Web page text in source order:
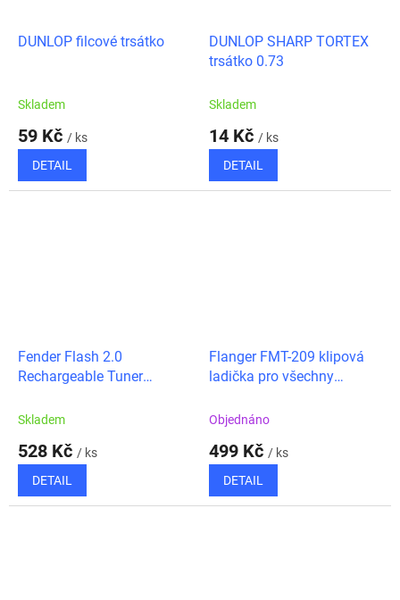
DUNLOP filcové trsátko
Skladem
59 Kč / ks
DETAIL
DUNLOP SHARP TORTEX
trsátko 0.73
Skladem
14 Kč / ks
DETAIL
Fender Flash 2.0
Rechargeable Tuner
Skladem
528 Kč / ks
DETAIL
Flanger FMT-209 klipová
ladička pro všechny
nástroje/metronom
Objednáno
499 Kč / ks
DETAIL